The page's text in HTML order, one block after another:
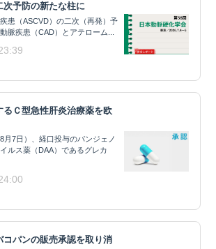
次予防の新たな柱に
患（ASCVD）の二次（再発）予
脈疾患（CAD）とアテローム...
るＣ型急性肝炎治療薬を欧
7日）、経口投与のパンジェノ
ルス薬（DAA）であるグレカ
コパンの販売承認を取り消